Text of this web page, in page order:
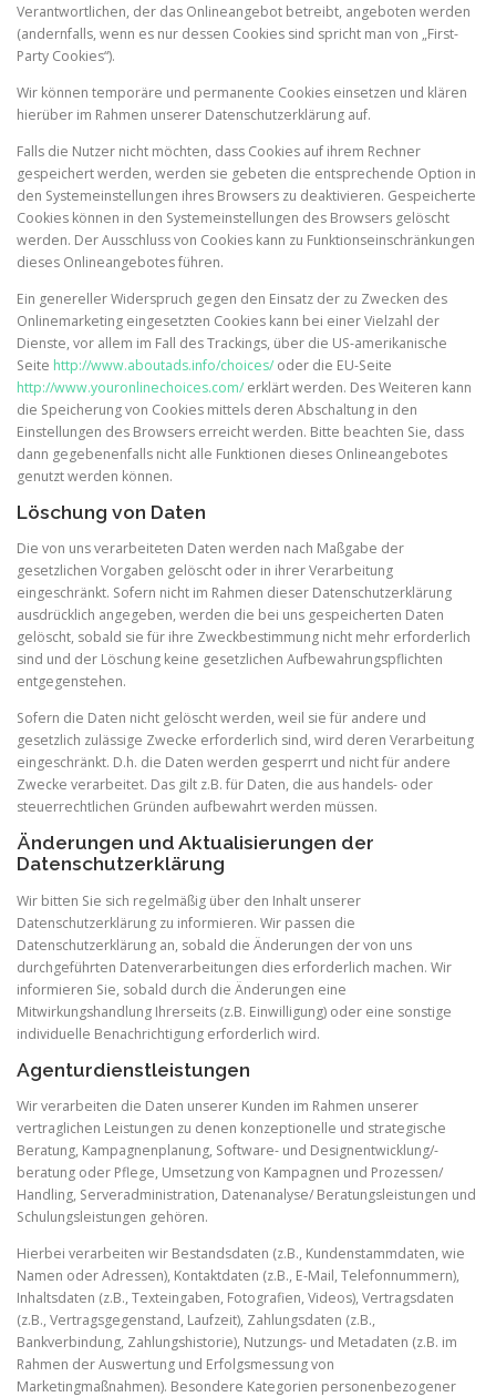
Verantwortlichen, der das Onlineangebot betreibt, angeboten werden
(andernfalls, wenn es nur dessen Cookies sind spricht man von „First-
Party Cookies“).
Wir können temporäre und permanente Cookies einsetzen und klären
hierüber im Rahmen unserer Datenschutzerklärung auf.
Falls die Nutzer nicht möchten, dass Cookies auf ihrem Rechner
gespeichert werden, werden sie gebeten die entsprechende Option in
den Systemeinstellungen ihres Browsers zu deaktivieren. Gespeicherte
Cookies können in den Systemeinstellungen des Browsers gelöscht
werden. Der Ausschluss von Cookies kann zu Funktionseinschränkungen
dieses Onlineangebotes führen.
Ein genereller Widerspruch gegen den Einsatz der zu Zwecken des
Onlinemarketing eingesetzten Cookies kann bei einer Vielzahl der
Dienste, vor allem im Fall des Trackings, über die US-amerikanische
Seite http://www.aboutads.info/choices/oder die EU-Seite
http://www.youronlinechoices.com/erklärt werden. Des Weiteren kann
die Speicherung von Cookies mittels deren Abschaltung in den
Einstellungen des Browsers erreicht werden. Bitte beachten Sie, dass
dann gegebenenfalls nicht alle Funktionen dieses Onlineangebotes
genutzt werden können.
Löschung von Daten
Die von uns verarbeiteten Daten werden nach Maßgabe der
gesetzlichen Vorgaben gelöscht oder in ihrer Verarbeitung
eingeschränkt. Sofern nicht im Rahmen dieser Datenschutzerklärung
ausdrücklich angegeben, werden die bei uns gespeicherten Daten
gelöscht, sobald sie für ihre Zweckbestimmung nicht mehr erforderlich
sind und der Löschung keine gesetzlichen Aufbewahrungspflichten
entgegenstehen.
Sofern die Daten nicht gelöscht werden, weil sie für andere und
gesetzlich zulässige Zwecke erforderlich sind, wird deren Verarbeitung
eingeschränkt. D.h. die Daten werden gesperrt und nicht für andere
Zwecke verarbeitet. Das gilt z.B. für Daten, die aus handels- oder
steuerrechtlichen Gründen aufbewahrt werden müssen.
Änderungen und Aktualisierungen der
Datenschutzerklärung
Wir bitten Sie sich regelmäßig über den Inhalt unserer
Datenschutzerklärung zu informieren. Wir passen die
Datenschutzerklärung an, sobald die Änderungen der von uns
durchgeführten Datenverarbeitungen dies erforderlich machen. Wir
informieren Sie, sobald durch die Änderungen eine
Mitwirkungshandlung Ihrerseits (z.B. Einwilligung) oder eine sonstige
individuelle Benachrichtigung erforderlich wird.
Agenturdienstleistungen
Wir verarbeiten die Daten unserer Kunden im Rahmen unserer
vertraglichen Leistungen zu denen konzeptionelle und strategische
Beratung, Kampagnenplanung, Software- und Designentwicklung/-
beratung oder Pflege, Umsetzung von Kampagnen und Prozessen/
Handling, Serveradministration, Datenanalyse/ Beratungsleistungen und
Schulungsleistungen gehören.
Hierbei verarbeiten wir Bestandsdaten (z.B., Kundenstammdaten, wie
Namen oder Adressen), Kontaktdaten (z.B., E-Mail, Telefonnummern),
Inhaltsdaten (z.B., Texteingaben, Fotografien, Videos), Vertragsdaten
(z.B., Vertragsgegenstand, Laufzeit), Zahlungsdaten (z.B.,
Bankverbindung, Zahlungshistorie), Nutzungs- und Metadaten (z.B. im
Rahmen der Auswertung und Erfolgsmessung von
Marketingmaßnahmen). Besondere Kategorien personenbezogener